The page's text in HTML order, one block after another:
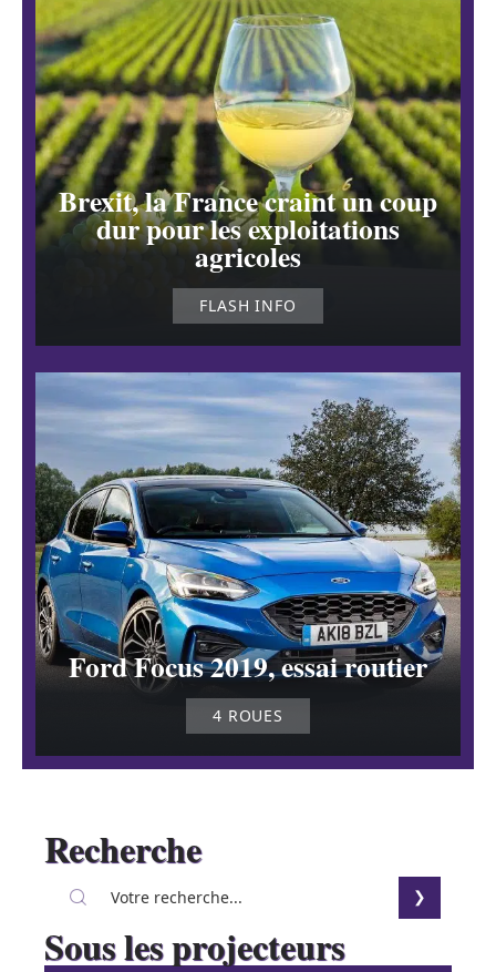
Brexit, la France craint un coup
dur pour les exploitations
agricoles
FLASH INFO
Ford Focus 2019, essai routier
4 ROUES
Recherche
Sous les projecteurs